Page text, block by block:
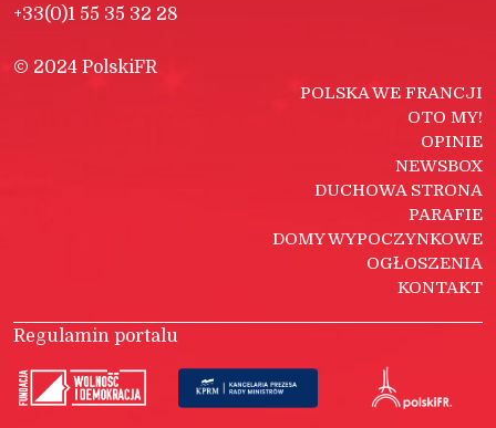
+33(0)1 55 35 32 28
© 2024 PolskiFR
POLSKA WE FRANCJI
OTO MY!
OPINIE
NEWSBOX
DUCHOWA STRONA
PARAFIE
DOMY WYPOCZYNKOWE
OGŁOSZENIA
KONTAKT
Regulamin portalu